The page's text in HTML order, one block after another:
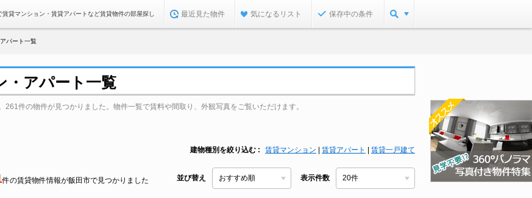
貸マンション・賃貸アパートなど賃貸物件の部屋探し 最近見た物件 気になるリスト 保存中の条件
パート一覧
・アパート一覧
件の物件が見つかりました。物件一覧で賃料や間取り、外観写真をご覧いただけます。
建物種別を絞り込む 賃貸マンション 賃貸アパート 賃貸一戸建て
件の賃貸物件情報が飯田市で見つかりました 並び替え 表示件数